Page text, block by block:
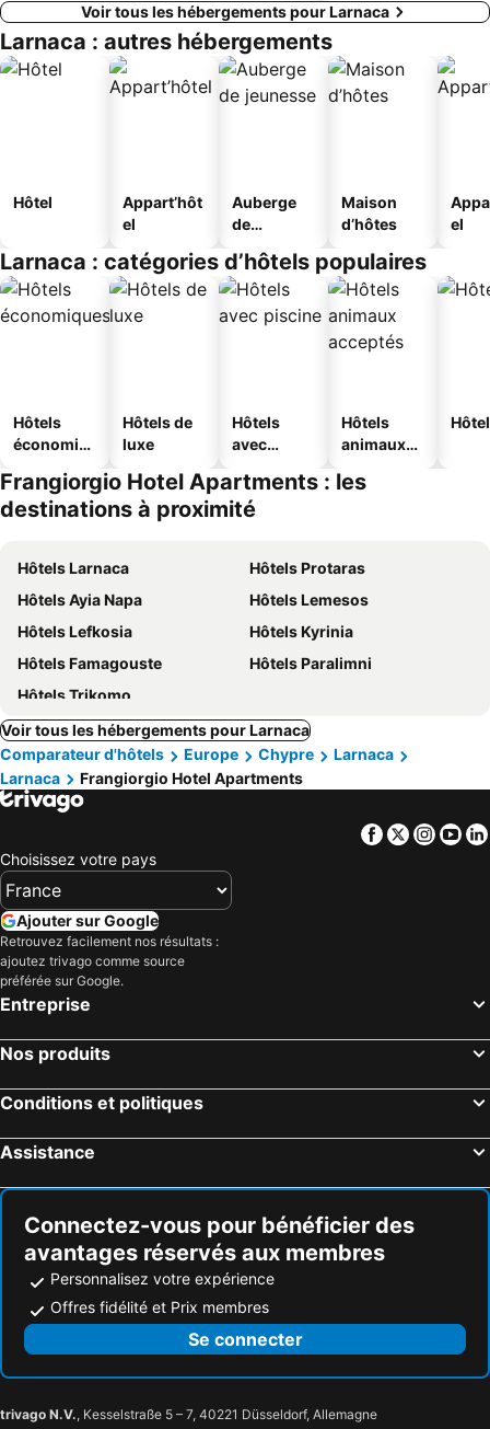
Voir tous les hébergements pour Larnaca
Larnaca : autres hébergements
Hôtel
Appart’hôt
el
Auberge
de
Maison
d’hôtes
el
Larnaca : catégories d’hôtels populaires
Hôtels
économiq
Hôtels de
luxe
Hôtels
avec
Hôtels
animaux
Frangiorgio Hotel Apartments : les
destinations à proximité
Hôtels Larnaca
Hôtels Protaras
Hôtels Ayia Napa
Hôtels Lemesos
Hôtels Lefkosia
Hôtels Kyrinia
Hôtels Famagouste
Hôtels Paralimni
Hôtels Trikomo
Voir tous les hébergements pour Larnaca
Comparateur d'hôtels
Europe Chypre
Larnaca
Larnaca
Frangiorgio Hotel Apartments
Facebook
Twitter
Choisissez votre pays
Ajouter sur Google
Retrouvez facilement nos résultats :
ajoutez trivago comme source
préférée sur Google.
Entreprise
Nos produits
Conditions et politiques
Assistance
Connectez-vous pour bénéficier des
avantages réservés aux membres
Personnalisez votre expérience
Offres fidélité et Prix membres
Se connecter
trivago N.V., Kesselstraße 5 – 7, 40221 Düsseldorf, Allemagne